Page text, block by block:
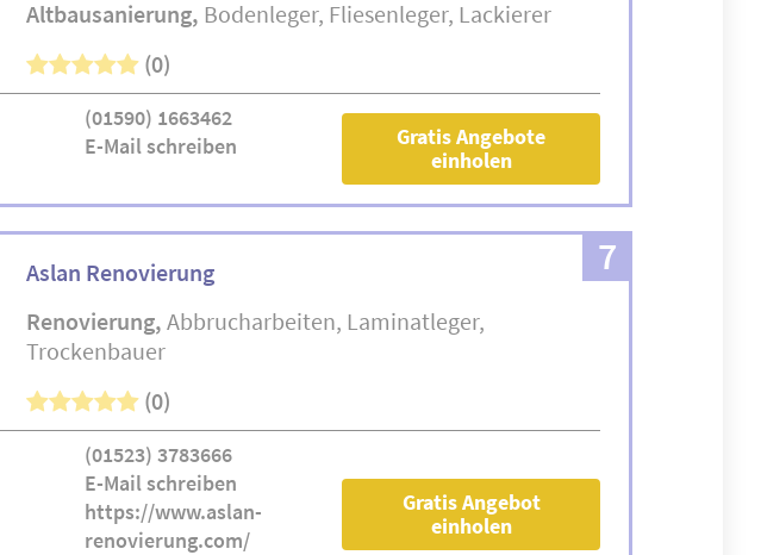
Altbausanierung Bodenleger Fliesenleger Lackierer
(0)
(01590) 1663462
E-Mail schreiben
Gratis Angebote
einholen
7
Aslan Renovierung
Renovierung Abbrucharbeiten Laminatleger
Trockenbauer
(0)
(01523) 3783666
E-Mail schreiben
https://www.aslan-
renovierung.com/
Gratis Angebot
einholen